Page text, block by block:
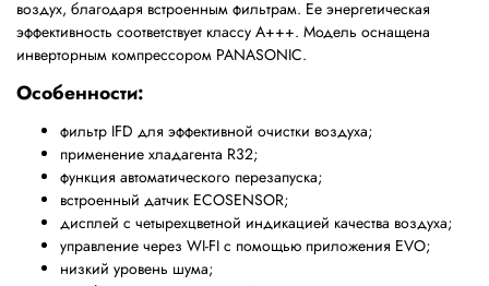
воздух, благодаря встроенным фильтрам. Ее энергетическая
эффективность соответствует классу А+++. Модель оснащена
инверторным компрессором PANASONIC.
Особенности:
фильтр IFD для эффективной очистки воздуха;
применение хладагента R32;
функция автоматического перезапуска;
встроенный датчик ECOSENSOR;
дисплей с четырехцветной индикацией качества воздуха;
управление через WI-FI с помощью приложения EVO;
низкий уровень шума;